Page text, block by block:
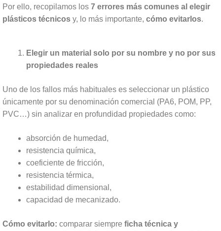
Por ello, recopilamos los 7 errores más comunes al elegir
plásticos técnicos y, lo más importante, cómo evitarlos.
Elegir un material solo por su nombre y no por sus
propiedades reales
Uno de los fallos más habituales es seleccionar un plástico
únicamente por su denominación comercial (PA6, POM, PP,
PVC…) sin analizar en profundidad propiedades como:
absorción de humedad,
resistencia química,
coeficiente de fricción,
resistencia térmica,
estabilidad dimensional,
capacidad de mecanizado.
Cómo evitarlo: comparar siempre ficha técnica y